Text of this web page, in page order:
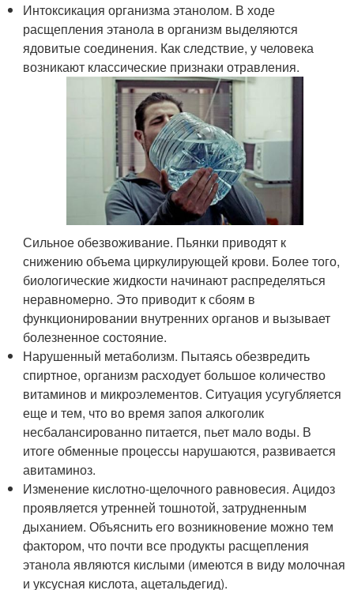
Интоксикация организма этанолом. В ходе
расщепления этанола в организм выделяются
ядовитые соединения. Как следствие, у человека
возникают классические признаки отравления.
Сильное обезвоживание. Пьянки приводят к
снижению объема циркулирующей крови. Более того,
биологические жидкости начинают распределяться
неравномерно. Это приводит к сбоям в
функционировании внутренних органов и вызывает
болезненное состояние.
Нарушенный метаболизм. Пытаясь обезвредить
спиртное, организм расходует большое количество
витаминов и микроэлементов. Ситуация усугубляется
еще и тем, что во время запоя алкоголик
несбалансированно питается, пьет мало воды. В
итоге обменные процессы нарушаются, развивается
авитаминоз.
Изменение кислотно-щелочного равновесия. Ацидоз
проявляется утренней тошнотой, затрудненным
дыханием. Объяснить его возникновение можно тем
фактором, что почти все продукты расщепления
этанола являются кислыми (имеются в виду молочная
и уксусная кислота, ацетальдегид).